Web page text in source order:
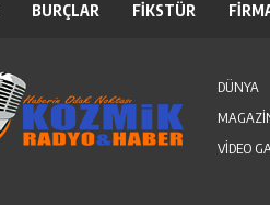
BURÇLAR FİKSTÜR
DÜNYA
VİDEO